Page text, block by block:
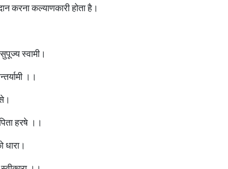
करना कल्याणकारी होता है।
स्वामी।
।।
हरषे ।।
धारा।